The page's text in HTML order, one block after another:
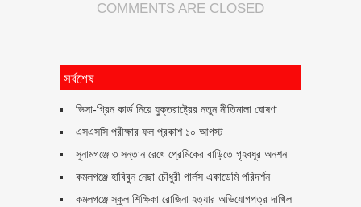
COMMENTS ARE CLOSED
সর্বশেষ
ভিসা-গ্রিন কার্ড নিয়ে যুক্তরাষ্ট্রের নতুন নীতিমালা ঘোষণা
এসএসসি পরীক্ষার ফল প্রকাশ ১০ আগস্ট
সুনামগঞ্জে ৩ সন্তান রেখে প্রেমিকের বাড়িতে গৃহবধূর অনশন
কমলগঞ্জে হাবিবুন নেছা চৌধুরী গার্লস একাডেমি পরিদর্শন
কমলগঞ্জে স্কুল শিক্ষিকা রোজিনা হত্যার অভিযোগপত্র দাখিল